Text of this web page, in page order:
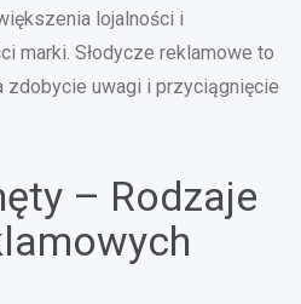
lojalności i
marki. Słodycze reklamowe to
zdobycie uwagi i przyciągnięcie
– Rodzaje